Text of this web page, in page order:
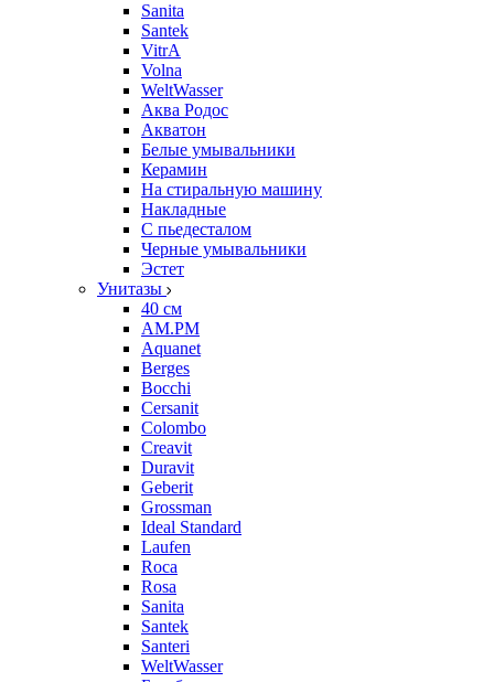
Sanita
Santek
VitrA
Volna
WeltWasser
Аква Родос
Акватон
Белые умывальники
Керамин
На стиральную машину
Накладные
С пьедесталом
Черные умывальники
Эстет
Унитазы
40 см
AM.PM
Aquanet
Berges
Bocchi
Cersanit
Colombo
Creavit
Duravit
Geberit
Grossman
Ideal Standard
Laufen
Roca
Rosa
Sanita
Santek
Santeri
WeltWasser